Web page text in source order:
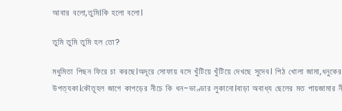
আবার বলো,তুমি।কি হলো বলো।
তুমি তুমি তুমি হল তো?
মধুমিতা পিছন ফিরে চা করছে।অদূরে সোফায় বসে খুঁটিয়ে খুঁটিয়ে দেখছে সুদেব। পিঠ খোলা
উপত্যকা।কৌতূহল জাগে কাপড়ের নীচে কি ধন-ভাণ্ডার লুকানো।বাড়া অবাধ্য ছেলের মত পায়জামার